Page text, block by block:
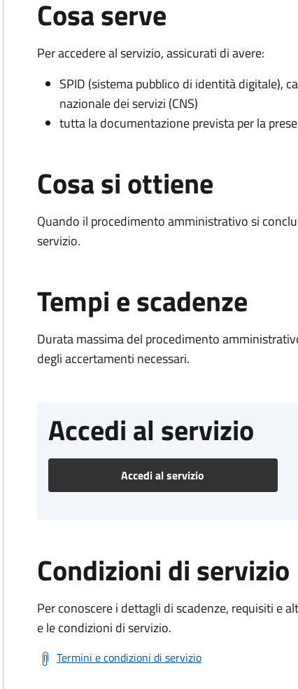
Cosa serve
Per accedere al servizio, assicurati di avere:
SPID (sistema pubblico di identità digitale),
nazionale dei servizi (CNS)
tutta la documentazione prevista per la
Cosa si ottiene
Quando il procedimento amministrativo si
servizio.
Tempi e scadenze
Durata massima del procedimento
degli accertamenti necessari.
Accedi al servizio
Accedi al servizio
Condizioni di servizio
Per conoscere i dettagli di scadenze, requisiti e
e le condizioni di servizio.
Termini e condizioni di servizio